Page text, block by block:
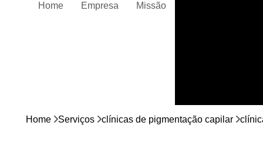
Home Empresa Missão
Home Serviços clínicas de pigmentação capilar